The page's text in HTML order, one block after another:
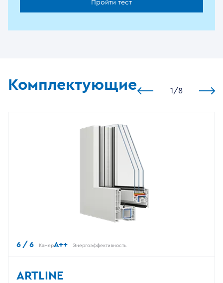
Пройти тест
Комплектующие 1 /8
6 / 6 КамерA++ Энергоэффективность
ARTLINE